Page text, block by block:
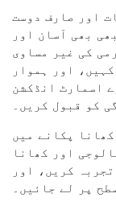
اور صارف دوست
بھی آسان اور
کی غیر مساوی
اور ہموار
اسمارٹ انڈکشن
کو قبول کریں۔
پکانے میں
اور کھانا
کریں، اور
پر لے جائیں۔